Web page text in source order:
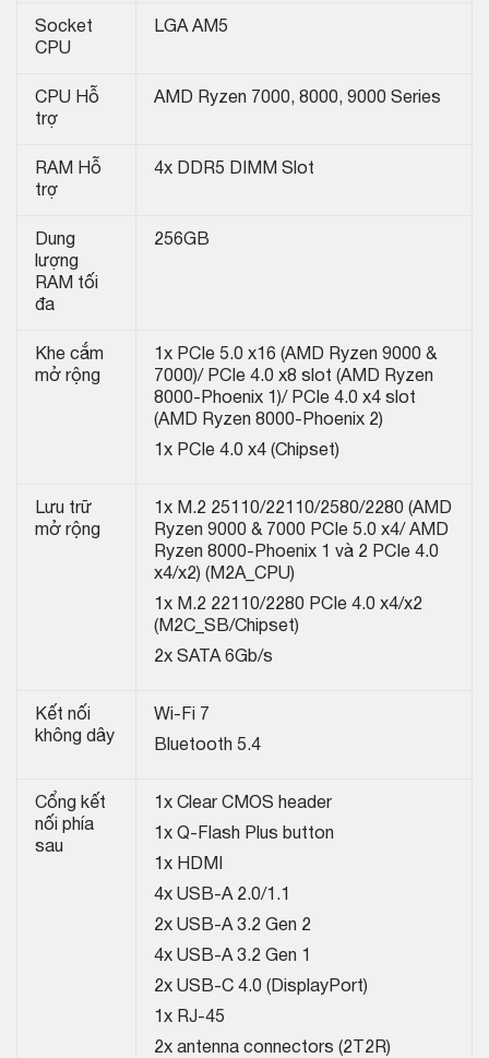
Socket
CPU
LGA AM5
CPU Hỗ
trợ
AMD Ryzen 7000, 8000, 9000 Series
RAM Hỗ
trợ
4x DDR5 DIMM Slot
Dung
lượng
RAM tối
đa
256GB
Khe cắm
mở rộng
1x PCIe 5.0 x16 (AMD Ryzen 9000 &
7000)/ PCIe 4.0 x8 slot (AMD Ryzen
8000-Phoenix 1)/ PCIe 4.0 x4 slot
(AMD Ryzen 8000-Phoenix 2)
1x PCIe 4.0 x4 (Chipset)
Lưu trữ
mở rộng
1x M.2 25110/22110/2580/2280 (AMD
Ryzen 9000 & 7000 PCIe 5.0 x4/ AMD
Ryzen 8000-Phoenix 1 và 2 PCIe 4.0
x4/x2) (M2A_CPU)
1x M.2 22110/2280 PCIe 4.0 x4/x2
(M2C_SB/Chipset)
2x SATA 6Gb/s
Kết nối
không dây
Wi-Fi 7
Bluetooth 5.4
Cổng kết
nối phía
sau
1x Clear CMOS header
1x Q-Flash Plus button
1x HDMI
4x USB-A 2.0/1.1
2x USB-A 3.2 Gen 2
4x USB-A 3.2 Gen 1
2x USB-C 4.0 (DisplayPort)
1x RJ-45
2x antenna connectors (2T2R)